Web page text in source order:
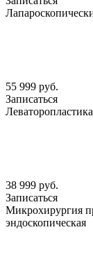
55 999 руб.
Записаться
Леваторопластика
38 999 руб.
Записаться
Микрохирургия
эндоскопическая